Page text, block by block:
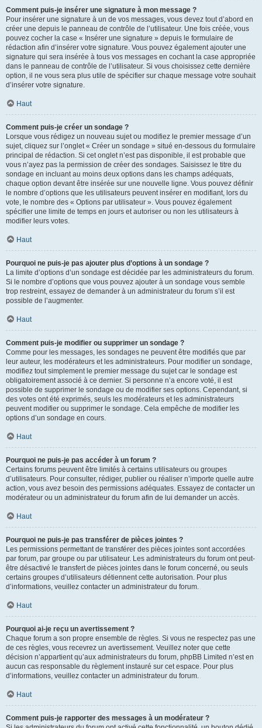
Comment puis-je insérer une signature à mon message ?
Pour insérer une signature à un de vos messages, vous devez tout d’abord en
créer une depuis le panneau de contrôle de l’utilisateur. Une fois créée, vous
pouvez cocher la case « Insérer une signature » depuis le formulaire de
rédaction afin d’insérer votre signature. Vous pouvez également ajouter une
signature qui sera insérée à tous vos messages en cochant la case appropriée
dans le panneau de contrôle de l’utilisateur. Si vous choisissez cette dernière
option, il ne vous sera plus utile de spécifier sur chaque message votre souhait
d’insérer votre signature.
Haut
Comment puis-je créer un sondage ?
Lorsque vous rédigez un nouveau sujet ou modifiez le premier message d’un
sujet, cliquez sur l’onglet « Créer un sondage » situé en-dessous du formulaire
principal de rédaction. Si cet onglet n’est pas disponible, il est probable que
vous n’ayez pas la permission de créer des sondages. Saisissez le titre du
sondage en incluant au moins deux options dans les champs adéquats,
chaque option devant être insérée sur une nouvelle ligne. Vous pouvez définir
le nombre d’options que les utilisateurs peuvent insérer en modifiant, lors du
vote, le nombre des « Options par utilisateur ». Vous pouvez également
spécifier une limite de temps en jours et autoriser ou non les utilisateurs à
modifier leurs votes.
Haut
Pourquoi ne puis-je pas ajouter plus d’options à un sondage ?
La limite d’options d’un sondage est décidée par les administrateurs du forum.
Si le nombre d’options que vous pouvez ajouter à un sondage vous semble
trop restreint, essayez de demander à un administrateur du forum s’il est
possible de l’augmenter.
Haut
Comment puis-je modifier ou supprimer un sondage ?
Comme pour les messages, les sondages ne peuvent être modifiés que par
leur auteur, les modérateurs et les administrateurs. Pour modifier un sondage,
modifiez tout simplement le premier message du sujet car le sondage est
obligatoirement associé à ce dernier. Si personne n’a encore voté, il est
possible de supprimer le sondage ou de modifier ses options. Cependant, si
des votes ont été exprimés, seuls les modérateurs et les administrateurs
peuvent modifier ou supprimer le sondage. Cela empêche de modifier les
options d’un sondage en cours.
Haut
Pourquoi ne puis-je pas accéder à un forum ?
Certains forums peuvent être limités à certains utilisateurs ou groupes
d’utilisateurs. Pour consulter, rédiger, publier ou réaliser n’importe quelle autre
action, vous avez besoin des permissions adéquates. Essayez de contacter un
modérateur ou un administrateur du forum afin de lui demander un accès.
Haut
Pourquoi ne puis-je pas transférer de pièces jointes ?
Les permissions permettant de transférer des pièces jointes sont accordées
par forum, par groupe ou par utilisateur. Les administrateurs du forum ont peut-
être désactivé le transfert de pièces jointes dans le forum concerné, ou seuls
certains groupes d’utilisateurs détiennent cette autorisation. Pour plus
d’informations, veuillez contacter un administrateur du forum.
Haut
Pourquoi ai-je reçu un avertissement ?
Chaque forum a son propre ensemble de règles. Si vous ne respectez pas une
de ces règles, vous recevrez un avertissement. Veuillez noter que cette
décision n’appartient qu’aux administrateurs du forum, phpBB Limited n’est en
aucun cas responsable du règlement instauré sur cet espace. Pour plus
d’informations, veuillez contacter un administrateur du forum.
Haut
Comment puis-je rapporter des messages à un modérateur ?